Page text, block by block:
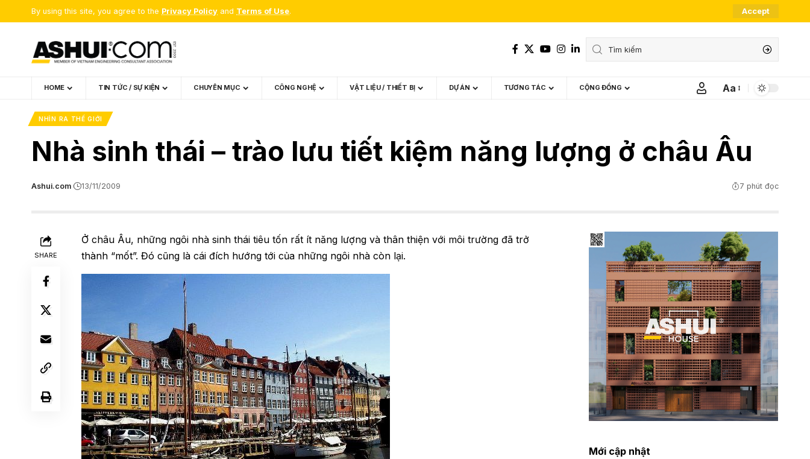
By using this site, you agree to the Privacy Policy and Terms of Use. Accept
HOME TIN TỨC / SỰ KIỆN CHUYÊN MỤC CÔNG NGHỆ VẬT LIỆU / THIẾT BỊ DỰ ÁN TƯƠNG TÁC CỘNG ĐỒNG
Font
Aa
NHÌN RA THẾ GIỚI
Nhà sinh thái – trào lưu tiết kiệm năng lượng ở châu Âu
Ashui.com 13/11/2009 7 phút đọc
SHARE
Ở châu Âu, những ngôi nhà sinh thái tiêu tốn rất ít năng lượng và thân thiện với môi trường đã trở
thành “mốt”. Đó cũng là cái đích hướng tới của những ngôi nhà còn lại.
Mới cập nhật